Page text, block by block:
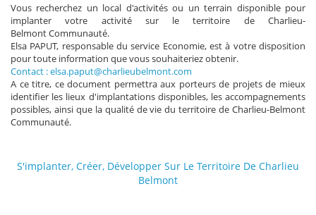
Vous recherchez un local d'activités ou un terrain disponible pour
implanter votre activité sur le territoire de Charlieu-
Belmont Communauté.
Elsa PAPUT, responsable du service Economie, est à votre disposition
pour toute information que vous souhaiteriez obtenir.
Contact : elsa.paput@charlieubelmont.com
A ce titre, ce document permettra aux porteurs de projets de mieux
identifier les lieux d'implantations disponibles, les accompagnements
possibles, ainsi que la qualité de vie du territoire de Charlieu-Belmont
Communauté.
S'implanter, Créer, Développer Sur Le Territoire De Charlieu
Belmont